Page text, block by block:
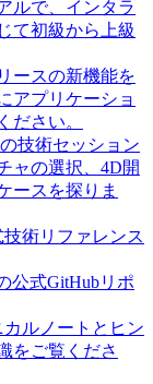
ルで、インタラ
て初級から上級
ースの新機能を
アプリケーショ
ださい。
技術セッション
ャの選択、4D開
ースを探りま
術リファレンス
公式GitHubリポ
カルノートとヒン
をご覧くださ